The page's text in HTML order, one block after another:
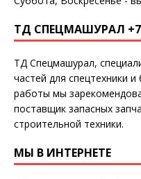
ТД СПЕЦМАШУРАЛ +7
ТД Спецмашурал,
частей для спецтехники
работы мы
поставщик запасных
строительной техники.
МЫ В ИНТЕРНЕТЕ